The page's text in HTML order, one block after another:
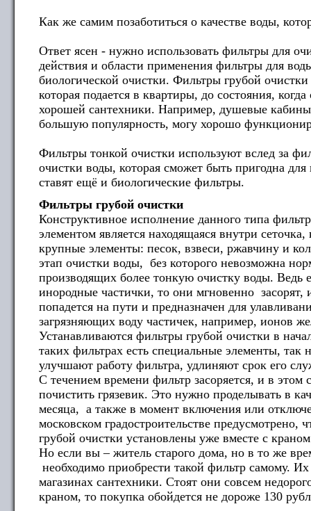
Как же самим позаботиться о качестве воды,
Ответ ясен - нужно использовать фильтры для
действия и области применения фильтры для
биологической очистки. Фильтры грубой
которая подается в квартиры, до состояния,
хорошей сантехники. Например, душевые
большую популярность, могу хорошо
Фильтры тонкой очистки используют вслед за
очистки воды, которая сможет быть пригодна
ставят ещё и биологические фильтры.
Фильтры грубой очистки
Конструктивное исполнение данного типа
элементом является находящаяся внутри
крупные элементы: песок, взвеси, ржавчину и
этап очистки воды, без которого невозможна
производящих более тонкую очистку воды. Ведь
инородные частички, то они мгновенно
попадется на пути и предназначен для
загрязняющих воду частичек, например, ионов
Устанавливаются фильтры грубой очистки в
таких фильтрах есть специальные элементы, так
улучшают работу фильтра, удлиняют срок его
С течением времени фильтр засоряется, и в этом
почистить грязевик. Это нужно проделывать в
месяца, а также в момент включения или
московском градостроительстве предусмотрено,
грубой очистки установлены уже вместе с
Но если вы – житель старого дома, но в то же
необходимо приобрести такой фильтр самому.
магазинах сантехники. Стоят они совсем
краном, то покупка обойдется не дороже 130